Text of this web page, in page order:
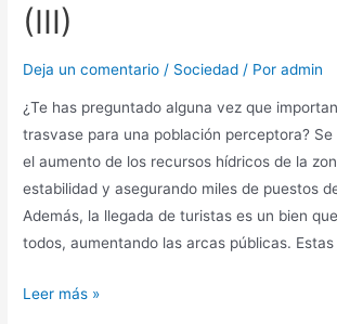
(III)
Deja un comentario / Sociedad / Poradmin
¿Te has preguntado alguna vez que
trasvase para una población perceptora?
el aumento de los recursos hídricos de la
estabilidad y asegurando miles de puestos
Además, la llegada de turistas es un bien
todos, aumentando las arcas públicas.
Leer más »